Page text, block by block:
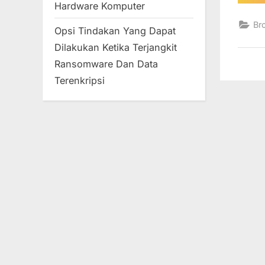
Hardware Komputer
Opsi Tindakan Yang Dapat
Dilakukan Ketika Terjangkit
Ransomware Dan Data
Terenkripsi